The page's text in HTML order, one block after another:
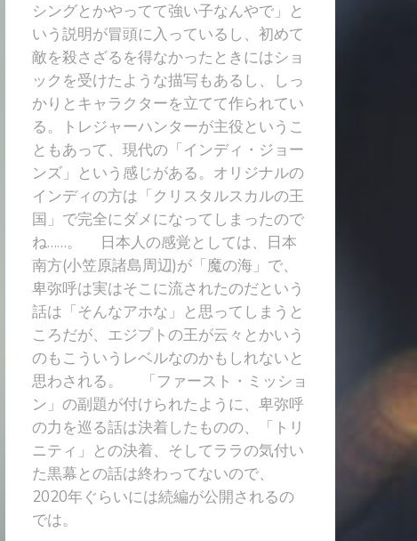
シングとかやってて強い子なんやで」と
いう説明が冒頭に入っているし、初めて
敵を殺さざるを得なかったときにはショ
ックを受けたような描写もあるし、しっ
かりとキャラクターを立てて作られてい
る。トレジャーハンターが主役というこ
ともあって、現代の「インディ・ジョー
ンズ」という感じがある。オリジナルの
インディの方は「クリスタルスカルの王
国」で完全にダメになってしまったので
ね……。 日本人の感覚としては、日本
南方(小笠原諸島周辺)が「魔の海」で、
卑弥呼は実はそこに流されたのだという
話は「そんなアホな」と思ってしまうと
ころだが、エジプトの王が云々とかいう
のもこういうレベルなのかもしれないと
思わされる。 「ファースト・ミッショ
ン」の副題が付けられたように、卑弥呼
の力を巡る話は決着したものの、「トリ
ニティ」との決着、そしてララの気付い
た黒幕との話は終わってないので、
2020年ぐらいには続編が公開されるの
では。